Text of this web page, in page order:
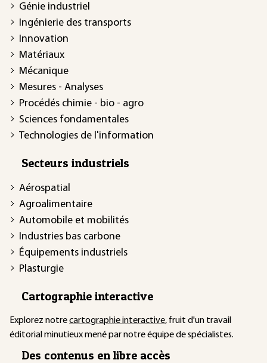
Génie industriel
Ingénierie des transports
Innovation
Matériaux
Mécanique
Mesures - Analyses
Procédés chimie - bio - agro
Sciences fondamentales
Technologies de l'information
Secteurs industriels
Aérospatial
Agroalimentaire
Automobile et mobilités
Industries bas carbone
Équipements industriels
Plasturgie
Cartographie interactive
Explorez notrecartographie interactive, fruit d'un travail
éditorial minutieux mené par notre équipe de spécialistes.
Des contenus en libre accès